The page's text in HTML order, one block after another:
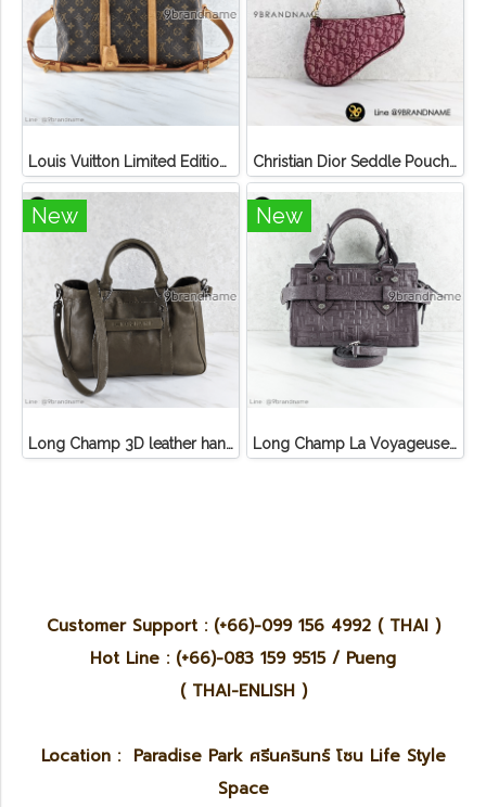
Louis Vuitton Limited Edition Monogram Canvas Sofia Coppola SC Bag Christian Dior Seddle Pouch Accessory Hand Bag
New
Long Champ 3D leather handbag
New
Long Champ La Voyageuse Bag Leather
Customer Support : (+66)-099 156 4992 ( THAI )
Hot Line : (+66)-083 159 9515 / Pueng
( THAI-ENLISH )
Location : Paradise Park ศรีนครินทร์ โซน Life Style
Space